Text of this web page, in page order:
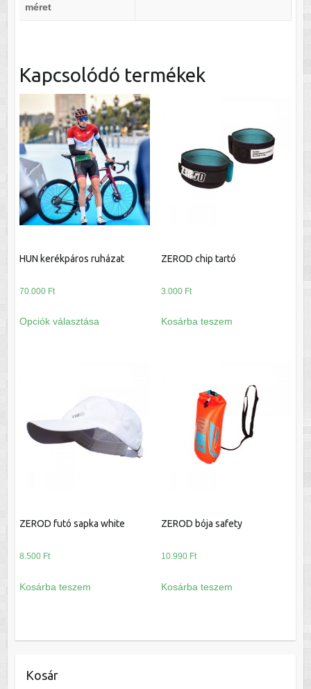
méret
Kapcsolódó termékek
HUN kerékpáros ruházat
70.000 Ft
Opciók választása
a
változatok
a
termékoldalon
ZEROD chip tartó
3.000 Ft
Kosárba teszem
ZEROD futó sapka white
8.500 Ft
Kosárba teszem
ZEROD bója safety
10.990 Ft
Kosárba teszem
Kosár